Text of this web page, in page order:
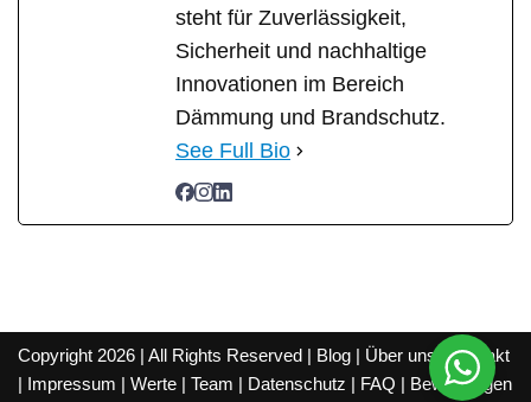
steht für Zuverlässigkeit,
Sicherheit und nachhaltige
Innovationen im Bereich
Dämmung und Brandschutz.
See Full Bio
Copyright 2026 | All Rights Reserved | Blog | Über uns |Kontakt
| Impressum | Werte | Team | Datenschutz | FAQ | Bewertungen